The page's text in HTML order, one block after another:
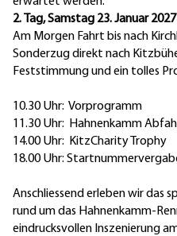
Am Morgen Fahrt bis nach
Sonderzug direkt nach
Feststimmung und ein tolles
10.30 Uhr: Vorprogramm
11.30 Uhr: Hahnenkamm
14.00 Uhr: KitzCharity Trophy
18.00 Uhr:
Anschliessend erleben wir das
rund um das Hahnenkamm-
eindrucksvollen Inszenierung